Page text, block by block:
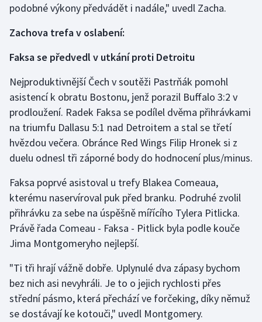
podobné výkony předvádět i nadále," uvedl Zacha.
Zachova trefa v oslabení:
Faksa se předvedl v utkání proti Detroitu
Nejproduktivnější Čech v soutěži Pastrňák pomohl
asistencí k obratu Bostonu, jenž porazil Buffalo 3:2 v
prodloužení. Radek Faksa se podílel dvěma přihrávkami
na triumfu Dallasu 5:1 nad Detroitem a stal se třetí
hvězdou večera. Obránce Red Wings Filip Hronek si z
duelu odnesl tři záporné body do hodnocení plus/minus.
Faksa poprvé asistoval u trefy Blakea Comeaua,
kterému naservíroval puk před branku. Podruhé zvolil
přihrávku za sebe na úspěšně mířícího Tylera Pitlicka.
Právě řada Comeau - Faksa - Pitlick byla podle kouče
Jima Montgomeryho nejlepší.
"Ti tři hrají vážně dobře. Uplynulé dva zápasy bychom
bez nich asi nevyhráli. Je to o jejich rychlosti přes
střední pásmo, která přechází ve forčeking, díky němuž
se dostávají ke kotouči," uvedl Montgomery.